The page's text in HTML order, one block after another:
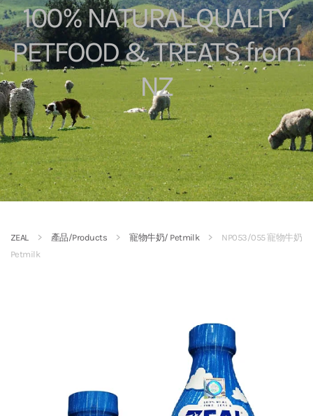
100% NATURAL QUALITY
PETFOOD & TREATS from
NZ
ZEAL 產品/Products 寵物牛奶/ Petmilk
NP053/055 寵物牛奶
Petmilk